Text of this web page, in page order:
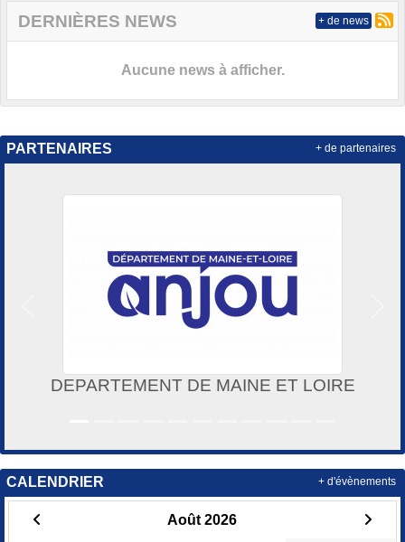
DERNIÈRES NEWS
Aucune news à afficher.
+ de news
PARTENAIRES
DEPARTEMENT DE MAINE ET LOIRE
+ de partenaires
CALENDRIER
Août 2026
+ d'évènements